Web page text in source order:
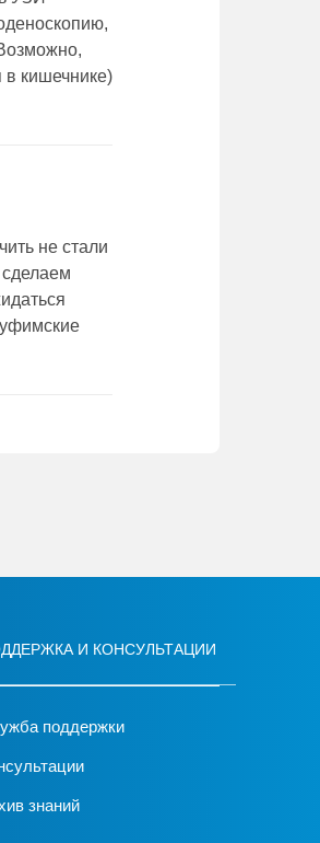
в кишечнике)
не стали
И КОНСУЛЬТАЦИИ
поддержки
знаний